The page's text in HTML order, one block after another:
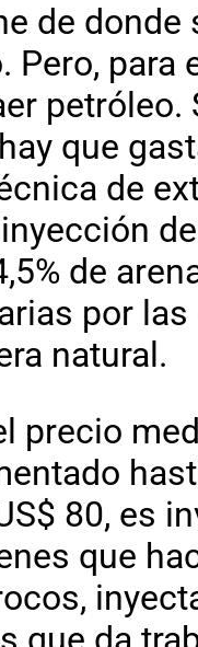
de
Pero, para
petróleo.
que
de
de
por
natural.
precio
80, es
que